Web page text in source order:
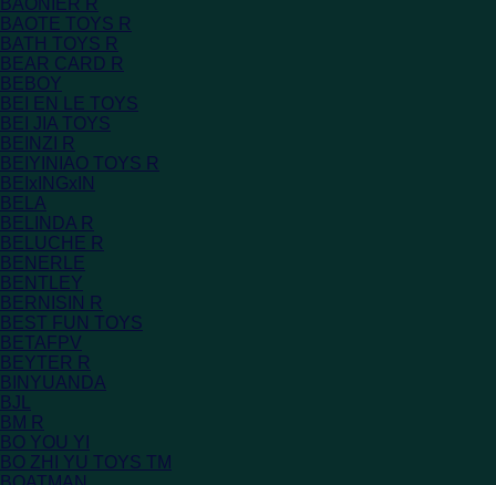
BAONIER R
BAOTE TOYS R
BATH TOYS R
BEAR CARD R
BEBOY
BEI EN LE TOYS
BEI JIA TOYS
BEINZI R
BEIYINIAO TOYS R
BEIxINGxIN
BELA
BELINDA R
BELUCHE R
BENERLE
BENTLEY
BERNISIN R
BEST FUN TOYS
BETAFPV
BEYTER R
BINYUANDA
BJL
BM R
BO YOU YI
BO ZHI YU TOYS TM